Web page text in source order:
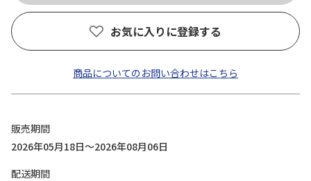
お気に入りに登録する
商品についてのお問い合わせはこちら
販売期間
2026年05月18日～2026年08月06日
配送期間